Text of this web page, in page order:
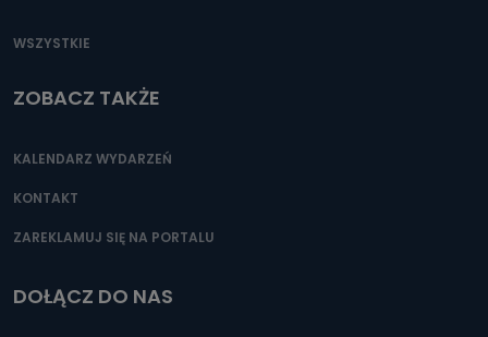
WSZYSTKIE
ZOBACZ TAKŻE
KALENDARZ WYDARZEŃ
KONTAKT
ZAREKLAMUJ SIĘ NA PORTALU
DOŁĄCZ DO NAS